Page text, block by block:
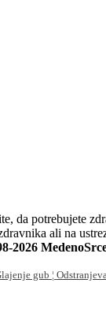
da potrebujete
ali na
2026
gub ¦